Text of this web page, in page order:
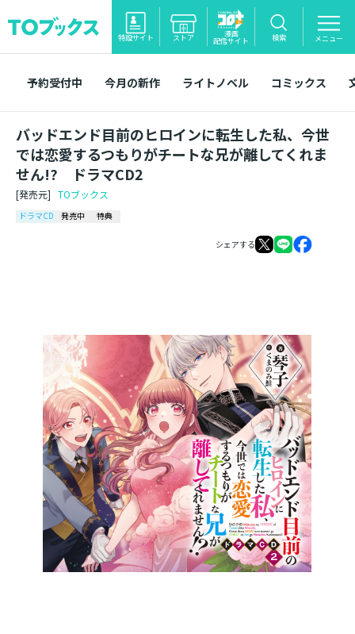
特設サイト ストア 漫画
配信サイト 検索 メニュー
予約受付中 今月の新作 ライトノベル コミックス
バッドエンド目前のヒロインに転生した私、今世
では恋愛するつもりがチートな兄が離してくれま
せん!? ドラマCD2
[発売元] TOブックス
ドラマCD 発売中 特典
シェアする